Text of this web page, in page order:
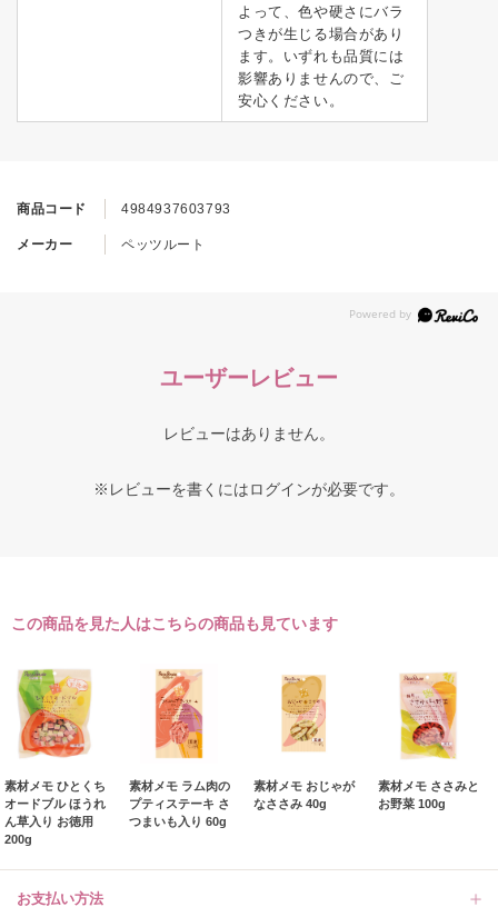
商品コード 4984937603793
メーカー ペッツルート
よって、色や硬さにバラ
つきが生じる場合があり
ます。いずれも品質には
影響ありませんので、ご
安心ください。
ユーザーレビュー
レビューはありません。
※レビューを書くにはログインが必要です。
この商品を見た人はこちらの商品も見ています
素材メモ ひとくち
オードブル ほうれ
ん草入り お徳用
200g
素材メモ ラム肉の
プティステーキ さ
つまいも入り 60g
素材メモ おじゃが
なささみ 40g
素材メモ ささみと
お野菜 100g
お支払い方法